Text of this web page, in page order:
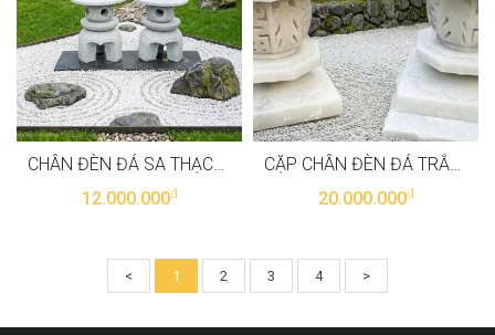
CHÂN ĐÈN ĐÁ SA THẠCH TỰ NHIÊN NGUYÊN KHỐI, CAO 42CM T3890
12.000.000đ
CẶP CHÂN ĐÈN ĐÁ TRẮNG TỰ NHIÊN NGUYÊN KHỐI, CAO 55CM T3889
20.000.000đ
< 1 2 3 4 >